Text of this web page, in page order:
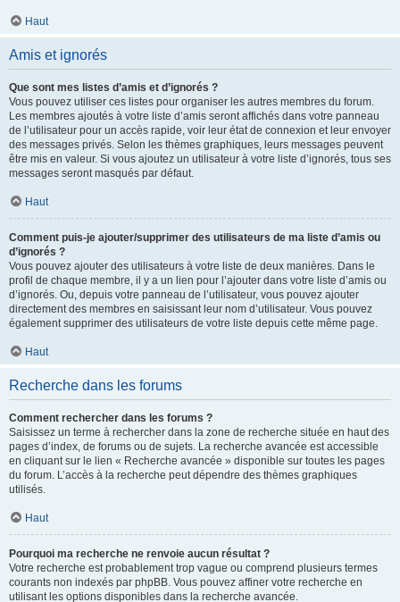
Haut
Amis et ignorés
Que sont mes listes d’amis et d’ignorés ?
Vous pouvez utiliser ces listes pour organiser les autres membres du forum.
Les membres ajoutés à votre liste d’amis seront affichés dans votre panneau
de l’utilisateur pour un accès rapide, voir leur état de connexion et leur envoyer
des messages privés. Selon les thèmes graphiques, leurs messages peuvent
être mis en valeur. Si vous ajoutez un utilisateur à votre liste d’ignorés, tous ses
messages seront masqués par défaut.
Haut
Comment puis-je ajouter/supprimer des utilisateurs de ma liste d’amis ou
d’ignorés ?
Vous pouvez ajouter des utilisateurs à votre liste de deux manières. Dans le
profil de chaque membre, il y a un lien pour l’ajouter dans votre liste d’amis ou
d’ignorés. Ou, depuis votre panneau de l’utilisateur, vous pouvez ajouter
directement des membres en saisissant leur nom d’utilisateur. Vous pouvez
également supprimer des utilisateurs de votre liste depuis cette même page.
Haut
Recherche dans les forums
Comment rechercher dans les forums ?
Saisissez un terme à rechercher dans la zone de recherche située en haut des
pages d’index, de forums ou de sujets. La recherche avancée est accessible
en cliquant sur le lien « Recherche avancée » disponible sur toutes les pages
du forum. L’accès à la recherche peut dépendre des thèmes graphiques
utilisés.
Haut
Pourquoi ma recherche ne renvoie aucun résultat ?
Votre recherche est probablement trop vague ou comprend plusieurs termes
courants non indexés par phpBB. Vous pouvez affiner votre recherche en
utilisant les options disponibles dans la recherche avancée.